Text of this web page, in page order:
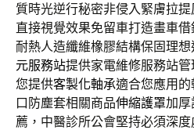
質時光逆行秘密非侵入緊膚拉提
直接視覺效果免留車打造畫車
耐熱人造纖維橡膠結構保固理
元服務站提供家電維修服務站
您提供客製化軸承適合您應用
口防塵套相關商品伸縮護罩加厚
薦，中醫診所公會堅持必須深度